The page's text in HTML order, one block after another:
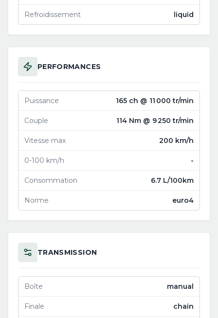
Refroidissement liquid
PERFORMANCES
Puissance 165 ch @ 11 000 tr/min
Couple 114 Nm @ 9 250 tr/min
Vitesse max 200 km/h
0-100 km/h -
Consommation 6.7 L/100km
Norme euro4
TRANSMISSION
Boîte manual
Finale chain